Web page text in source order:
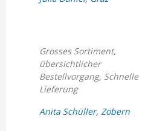
Grosses Sortiment,
übersichtlicher
Bestellvorgang, Schnelle
Lieferung
Anita Schüller, Zöbern